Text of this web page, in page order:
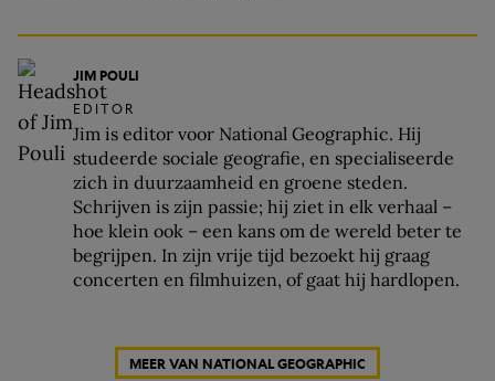
JIM POULI
EDITOR
Jim is editor voor National Geographic. Hij
studeerde sociale geografie, en specialiseerde
zich in duurzaamheid en groene steden.
Schrijven is zijn passie; hij ziet in elk verhaal –
hoe klein ook – een kans om de wereld beter te
begrijpen. In zijn vrije tijd bezoekt hij graag
concerten en filmhuizen, of gaat hij hardlopen.
MEER VAN NATIONAL GEOGRAPHIC